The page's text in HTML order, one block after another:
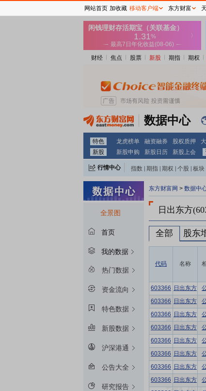
财经 焦点 股票 新股 期指 期权
数据中心
特色 龙虎榜单 融资融券 股权质押
新股
新股申购 新股日历 新股上会
行情中心 指数 期指 期权 个股 板块
全景图
首页
我的数据
热门数据
资金流向
特色数据
新股数据
沪深港通
公告大全
研究报告
东方财富网 > 数据中
日出东方
全部 股东
代码 名称
603366 日出东方
603366 日出东方
603366 日出东方
603366 日出东方
603366 日出东方
603366 日出东方
603366 日出东方
603366 日出东方
网站首页 加收藏 移动客户端 东方财富